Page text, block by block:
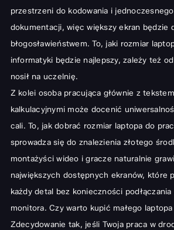
przestrzeni do kodowania i
dokumentacji, więc większy ekran będzie
błogosławieństwem. To, jaki rozmiar
informatyki będzie najlepszy, zależy też
nosił na uczelnię.
Z kolei osoba pracująca głównie z
kalkulacyjnymi może docenić
cali. To, jak dobrać rozmiar laptopa do
sprowadza się do znalezienia złotego
montażyści wideo i gracze naturalnie
największych dostępnych ekranów, które
każdy detal bez konieczności
monitora. Czy warto kupić małego
Zdecydowanie tak, jeśli Twoja praca w